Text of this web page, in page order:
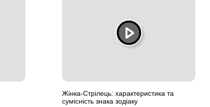
Жінка-Стрілець: характеристика та
сумісність знака зодіаку